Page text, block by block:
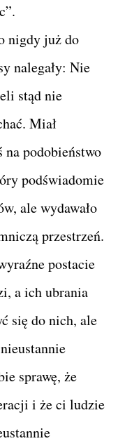
nigdy już do
nalegały: Nie
stąd nie
Miał
na podobieństwo
podświadomie
ale wydawało
przestrzeń.
postacie
a ich ubrania
się do nich, ale
sprawę, że
i że ci ludzie